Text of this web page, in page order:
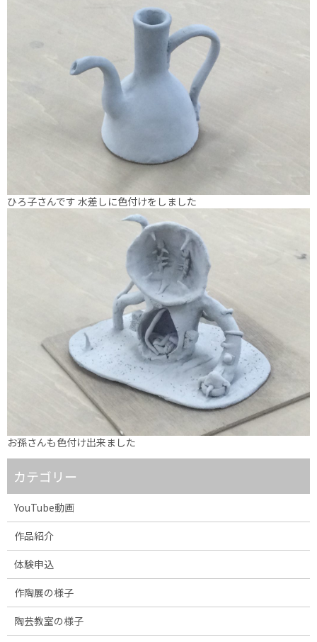
ひろ子さんです 水差しに色付けをしました
お孫さんも色付け出来ました
カテゴリー
YouTube動画
作品紹介
体験申込
作陶展の様子
陶芸教室の様子